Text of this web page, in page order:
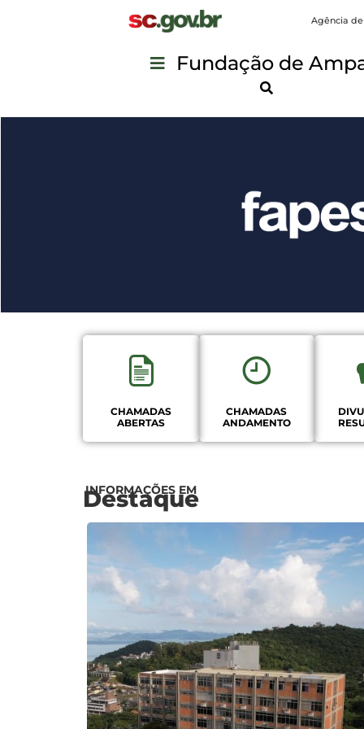
Agência
Fundação de
CHAMADAS
ABERTAS
CHAMADAS
ANDAMENTO
INFORMAÇÕES EM
Destaque